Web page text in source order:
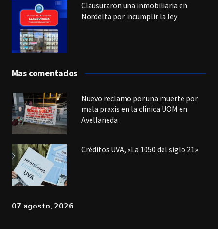
Clausuraron una inmobiliaria en
Nordelta por incumplir la ley
Mas comentados
Nuevo reclamo por una muerte por
mala praxis en la clínica UOM en
Avellaneda
Créditos UVA, «La 1050 del siglo 21»
07 agosto, 2026